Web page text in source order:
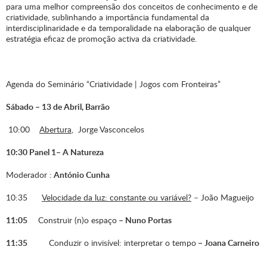
para uma melhor compreensão dos conceitos de conhecimento e de
criatividade, sublinhando a importância fundamental da
interdisciplinaridade e da temporalidade na elaboração de qualquer
estratégia eficaz de promoção activa da criatividade.
Agenda do Seminário “Criatividade | Jogos com Fronteiras”
Sábado – 13 de Abril, Barrão
10:00 Abertura, Jorge Vasconcelos
10:30 Panel 1– A Natureza
Moderador : António Cunha
10:35 Velocidade da luz: constante ou variável? – João Magueijo
11:05 Construir (n)o espaço – Nuno Portas
11:35 Conduzir o invisível: interpretar o tempo – Joana Carneiro